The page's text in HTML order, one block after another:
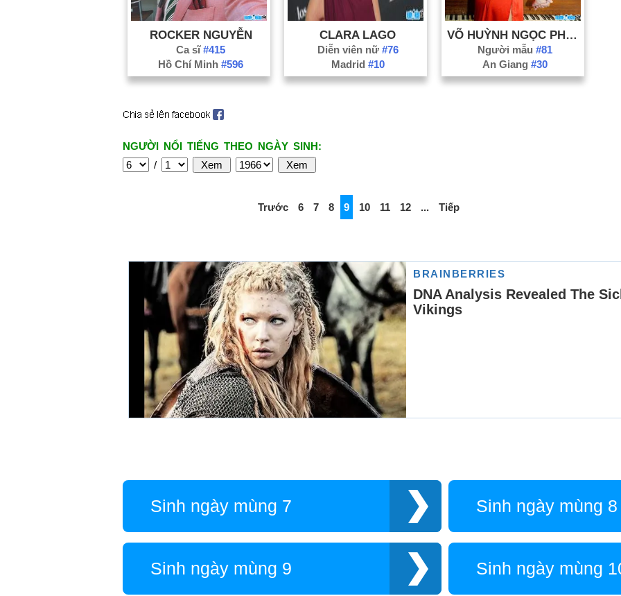
ROCKER NGUYỄN
Ca sĩ#415
Hồ Chí Minh#596
CLARA LAGO
Diễn viên nữ #76
Madrid #10
VÕ HUỲNH NGỌC PHỤNG
Người mẫu #81
An Giang #30
NGƯỜI NỔI TIẾNG THEO NGÀY SINH:
/
Trước 6 7 8 9 10 11 12 ... Tiếp
Sinh ngày mùng 7 Sinh ngày mùng 8
Sinh ngày mùng 9 Sinh ngày mùng